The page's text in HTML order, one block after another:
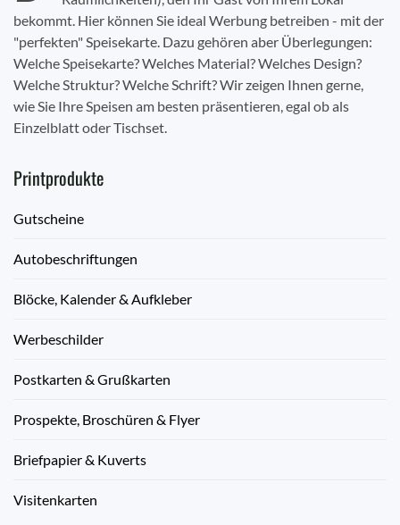
bekommt. Hier können Sie ideal Werbung betreiben - mit der
"perfekten" Speisekarte. Dazu gehören aber Überlegungen:
Welche Speisekarte? Welches Material? Welches Design?
Welche Struktur? Welche Schrift? Wir zeigen Ihnen gerne,
wie Sie Ihre Speisen am besten präsentieren, egal ob als
Einzelblatt oder Tischset.
Printprodukte
Gutscheine
Autobeschriftungen
Blöcke, Kalender & Aufkleber
Werbeschilder
Postkarten & Grußkarten
Prospekte, Broschüren & Flyer
Briefpapier & Kuverts
Visitenkarten